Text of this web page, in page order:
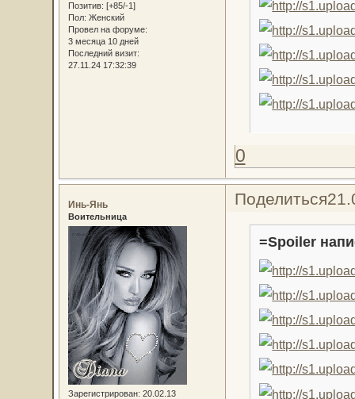
Позитив: [+85/-1]
Пол: Женский
Провел на форуме:
3 месяца 10 дней
Последний визит:
27.11.24 17:32:39
0
Поделиться
Инь-Янь
Воительница
Зарегистрирован: 20.02.13
=Spoiler